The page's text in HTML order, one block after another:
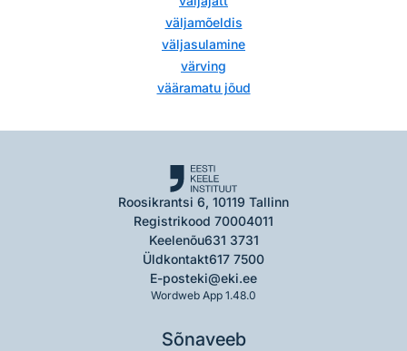
väljamõeldis
väljasulamine
värving
vääramatu jõud
Roosikrantsi 6, 10119 Tallinn
Registrikood 70004011
Keelenõu631 3731
Üldkontakt617 7500
E-posteki@eki.ee
Wordweb App 1.48.0
Sõnaveeb